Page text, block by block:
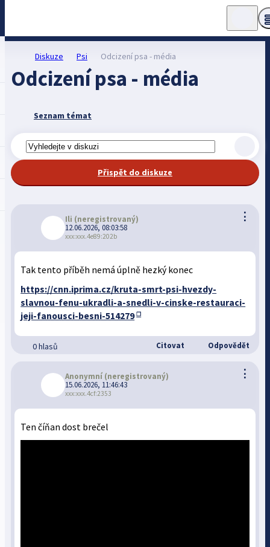
Diskuze Psi Odcizení psa - média
Odcizení psa - média
Seznam témat
Přispět do diskuze
⋮
Ili (neregistrovaný)
12.06.2026, 08:03:58
xxx:xxx.4e89:202b
Tak tento příběh nemá úplně hezký konec
https://cnn.iprima.cz/kruta-smrt-psi-hvezdy-
slavnou-fenu-ukradli-a-snedli-v-cinske-restauraci-
jeji-fanousci-besni-514279
0 hlasů Citovat Odpovědět
⋮
Anonymní (neregistrovaný)
15.06.2026, 11:46:43
xxx:xxx.4cf:2353
Ten číňan dost brečel